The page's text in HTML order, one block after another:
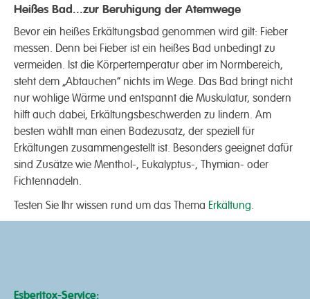
Heißes Bad...zur Beruhigung der Atemwege
Bevor ein heißes Erkältungs­bad ge­nommen wird gilt: Fieber
messen. Denn bei Fieber ist ein heißes Bad unbedingt zu
vermeiden. Ist die Körper­temperatur aber im Norm­bereich,
steht dem „Abtauchen“ nichts im Wege. Das Bad bringt nicht
nur wohlige Wärme und entspannt die Muskul­atur, sondern
hilft auch dabei, Erkältungs­beschwerden zu lindern. Am
besten wählt man einen Bade­zusatz, der speziell für
Erkältungen zusammen­gestellt ist. Besonders geeignet dafür
sind Zusätze wie Menthol-, Eukalyptus-, Thymian- oder
Fichten­nadeln.
Testen Sie Ihr wissen rund um das Thema Erkältung.
Esberitox-Service: